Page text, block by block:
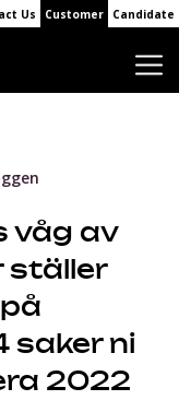
Us Customer Candidate
våg av
ställer
saker ni
2022